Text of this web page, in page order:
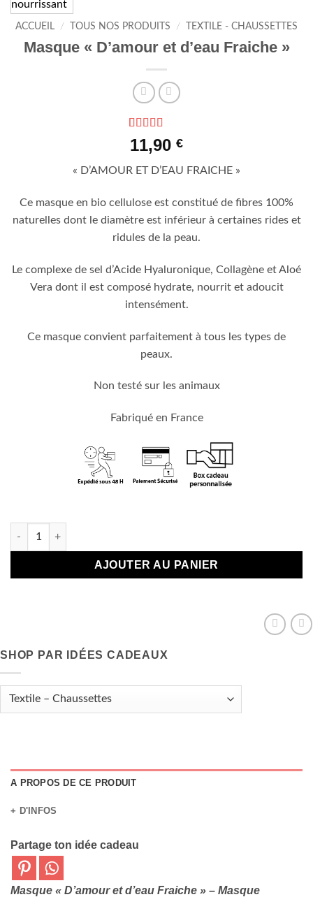
ACCUEIL / TOUS NOS PRODUITS / TEXTILE - CHAUSSETTES
Masque « D’amour et d’eau Fraiche »
Noté 4.75
sur 5 basé
4
notations
11,90 €
« D’AMOUR ET D’EAU FRAICHE »
Ce masque en bio cellulose est constitué de fibres 100%
naturelles dont le diamètre est inférieur à certaines rides et
ridules de la peau.
Le complexe de sel d’Acide Hyaluronique, Collagène et Aloé
Vera dont il est composé hydrate, nourrit et adoucit
intensément.
Ce masque convient parfaitement à tous les types de
peaux.
Non testé sur les animaux
Fabriqué en France
quantité de Masque "D'amour et d'eau Fraiche"
AJOUTER AU PANIER
SHOP PAR IDÉES CADEAUX
A PROPOS DE CE PRODUIT
+ D'INFOS
Partage ton idée cadeau
Masque « D’amour et d’eau Fraiche » – Masque